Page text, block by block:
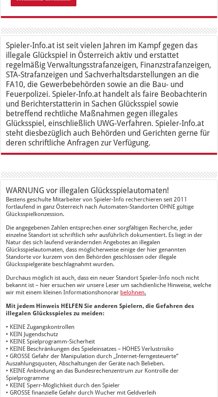
Spieler-Info.at ist seit vielen Jahren im Kampf gegen das
illegale Glückspiel in Österreich aktiv und erstattet
regelmäßig Verwaltungsstrafanzeigen, Finanzstrafanzeigen,
STA-Strafanzeigen und Sachverhaltsdarstellungen an die
FA10, die Gewerbebehörden sowie an die Bau- und
Feuerpolizei. Spieler-Info.at handelt als faire Beobachterin
und Berichterstatterin in Sachen Glücksspiel sowie
betreffend rechtliche Maßnahmen gegen illegales
Glücksspiel, einschließlich UWG-Verfahren. Spieler-Info.at
steht diesbezüglich auch Behörden und Gerichten gerne für
deren schriftliche Anfragen zur Verfügung.
WARNUNG vor illegalen Glücksspielautomaten!
Bestens geschulte Mitarbeiter von Spieler-Info recherchieren seit 2011
fortlaufend in ganz Österreich nach Automaten-Standorten OHNE gültige
Glücksspielkonzession.
Die angegebenen Zahlen entsprechen einer sorgfältigen Recherche, jeder
einzelne Standort ist schriftlich sehr ausführlich dokumentiert. Es liegt in der
Natur des sich laufend verändernden Angebotes an illegalen
Glücksspielautomaten, dass möglicherweise einige der hier genannten
Standorte vor kurzem von den Behörden geschlossen oder illegale
Glücksspielgeräte beschlagnahmt wurden.
Durchaus möglich ist auch, dass ein neuer Standort Spieler-Info noch nicht
bekannt ist – hier ersuchen wir unsere Leser um sachdienliche Hinweise, welche
wir mit einem kleinen Informationshonorar belohnen.
Mit jedem Hinweis HELFEN Sie anderen Spielern, die Gefahren des
illegalen Glücksspieles zu meiden:
• KEINE Zugangskontrollen
• KEIN Jugendschutz
• KEINE Spielprogramm-Sicherheit
• KEINE Beschränkungen des Spieleinsatzes – HOHES Verlustrisiko
• GROSSE Gefahr der Manipulation durch „Internet-ferngesteuerte“
Auszahlungsquoten, Abschaltungen der Geräte nach Belieben.
• KEINE Anbindung an das Bundesrechenzentrum zur Kontrolle der
Spielprogramme
• KEINE Sperr-Möglichkeit durch den Spieler
• GROSSE finanzielle Gefahr durch Wucher mit Geldverleih